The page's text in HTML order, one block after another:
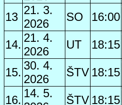
13
21. 3.
2026
SO 16:00
14.
21. 4.
2026
UT 18:15
15.
30. 4.
2026
ŠTV 18:15
16.
14. 5.
ŠTV 18:15